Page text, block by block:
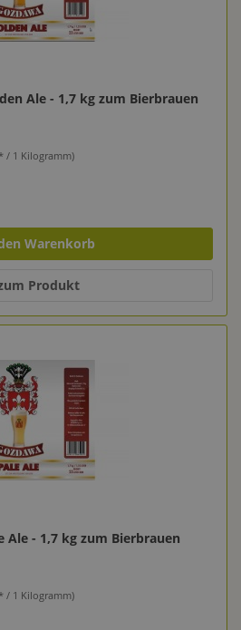
Ale - 1,7 kg zum Bierbrauen
/ 1 Kilogramm)
Warenkorb
Produkt
Ale - 1,7 kg zum Bierbrauen
/ 1 Kilogramm)